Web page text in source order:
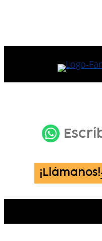
¡Llámanos!